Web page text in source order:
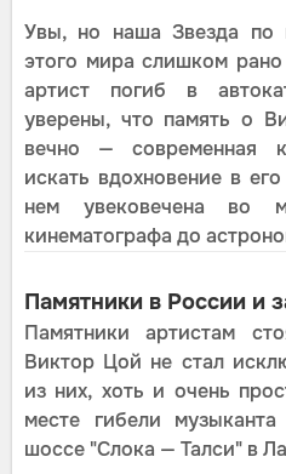
Увы, но наша Звезда по
этого мира слишком
артист погиб в
уверены, что память о
вечно — современная
искать вдохновение в
нем увековечена во
кинематографа до
Памятники в России и
Памятники артистам
Виктор Цой не стал
из них, хоть и очень
месте гибели
шоссе "Слока — Талси" в